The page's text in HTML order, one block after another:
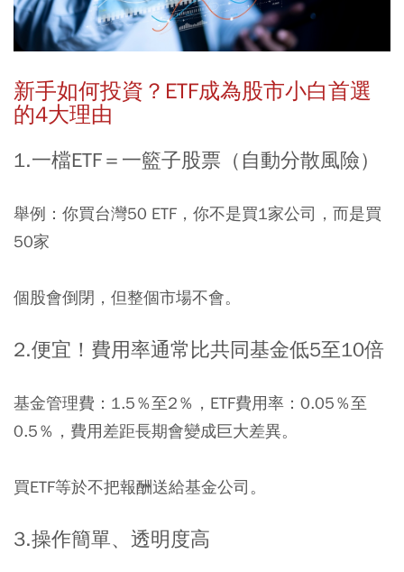
新手如何投資？ ETF成為股市小白首選
的4大理由
1.一檔ETF＝一籃子股票（自動分散風險）
舉例：你買台灣50 ETF，你不是買1家公司，而是買
50家
個股會倒閉，但整個市場不會。
2.便宜！費用率通常比共同基金低5至10倍
基金管理費：1.5％至2％，ETF費用率：0.05％至
0.5％，費用差距長期會變成巨大差異。
買ETF等於不把報酬送給基金公司。
3.操作簡單、透明度高